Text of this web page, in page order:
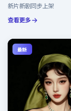
新片新剧同步上架
查看更多
最新